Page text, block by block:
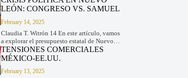
LEÓN: CONGRESO VS. SAMUEL
February 14, 2025
Claudia T. Witrón 14 En este artículo, vamos
a explorar el presupuesto estatal de Nuevo…
TENSIONES COMERCIALES
MÉXICO-EE.UU.
February 13, 2025